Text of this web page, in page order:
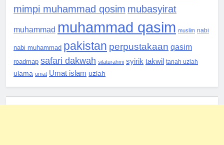
mimpi muhammad qosim mubasyirat
muhammad muhammad qasim muslim nabi
nabi muhammad pakistan perpustakaan qasim
roadmap safari dakwah silaturahmi syirik takwil tanah uzlah
ulama umat Umat islam uzlah